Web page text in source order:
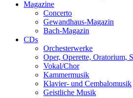
Magazine
Concerto
Gewandhaus-Magazin
Bach-Magazin
CDs
Orchesterwerke
Oper, Operette, Oratorium,
Vokal/Chor
Kammermusik
Klavier- und Cembalomusik
Geistliche Musik